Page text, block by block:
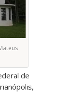
de